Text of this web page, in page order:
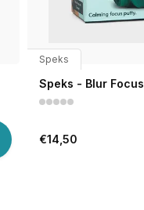
Speks
Speks - Blur
€14,50